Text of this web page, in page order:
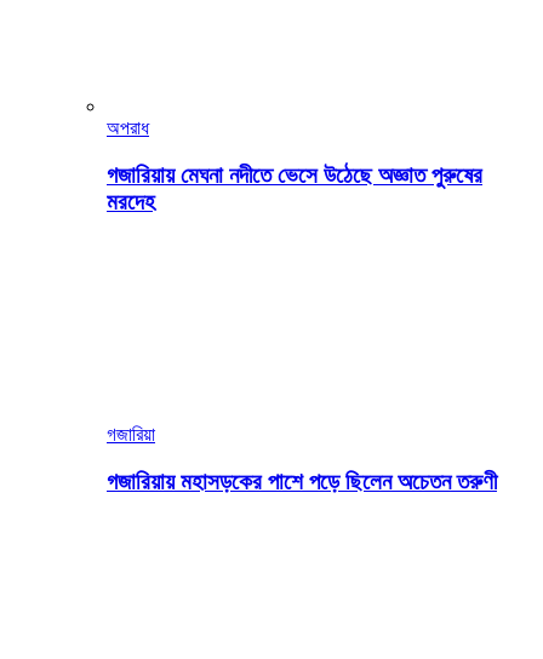
অপরাধ
গজারিয়ায় মেঘনা নদীতে ভেসে উঠেছে অজ্ঞাত পুরুষের
মরদেহ
গজারিয়া
গজারিয়ায় মহাসড়কের পাশে পড়ে ছিলেন অচেতন তরুণী